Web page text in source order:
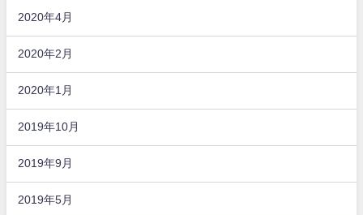
2020年4月
2020年2月
2020年1月
2019年10月
2019年9月
2019年5月